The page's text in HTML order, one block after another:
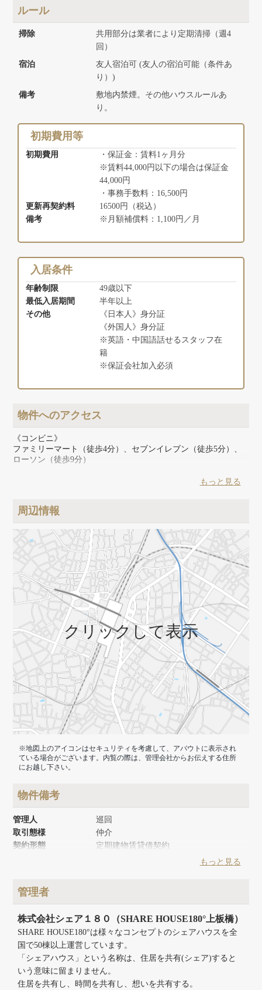
ルール
掃除
共用部分は業者により定期清掃（週4
回）
宿泊
友人宿泊可 (友人の宿泊可能（条件あ
り）)
備考
敷地内禁煙。その他ハウスルールあ
り。
初期費用等
初期費用
・保証金：賃料1ヶ月分
※賃料44,000円以下の場合は保証金
44,000円
・事務手数料：16,500円
更新再契約料
16500円（税込）
備考
※月額補償料：1,100円／月
入居条件
年齢制限
49歳以下
最低入居期間
半年以上
その他
《日本人》身分証
《外国人》身分証
※英語・中国語話せるスタッフ在
籍
※保証会社加入必須
物件へのアクセス
《コンビニ》
ファミリーマート（徒歩4分）、セブンイレブン（徒歩5分）、
ローソン（徒歩9分）
ドラッグセイムス（徒歩12分）、ココカラファイン（徒歩17
分）、スギドラッグ（徒歩17分）、キャンドゥ（徒歩20分）、
郵便局（徒歩8分）
もっと見る
周辺情報
クリックして表示
※地図上のアイコンはセキュリティを考慮して、アバウトに表示され
ている場合がございます。内覧の際は、管理会社からお伝えする住所
にお越し下さい。
物件備考
管理人
巡回
取引態様
仲介
契約形態
定期建物賃貸借契約
建物面積
建物構造
もっと見る
管理者
株式会社シェア１８０（SHARE HOUSE180°上板橋）
SHARE HOUSE180°は様々なコンセプトのシェアハウスを全
国で50棟以上運営しています。
「シェアハウス」という名称は、住居を共有(シェア)すると
いう意味に留まりません。
住居を共有し、時間を共有し、想いを共有する。